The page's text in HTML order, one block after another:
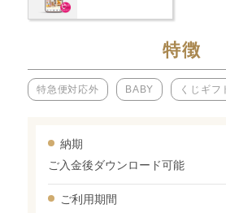
特徴
特急便対応外 BABY くじギフ
納期
ご入金後ダウンロード可能
ご利用期間